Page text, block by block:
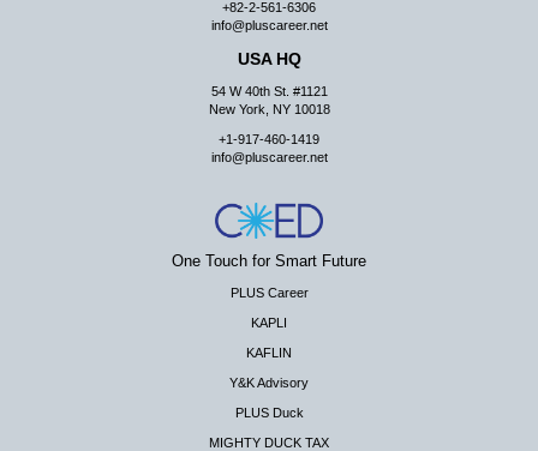
+82-2-561-6306
info@pluscareer.net
USA HQ
54 W 40th St. #1121
New York, NY 10018
+1-917-460-1419
info@pluscareer.net
One Touch for Smart Future
PLUS Career
KAPLI
KAFLIN
Y&K Advisory
PLUS Duck
MIGHTY DUCK TAX